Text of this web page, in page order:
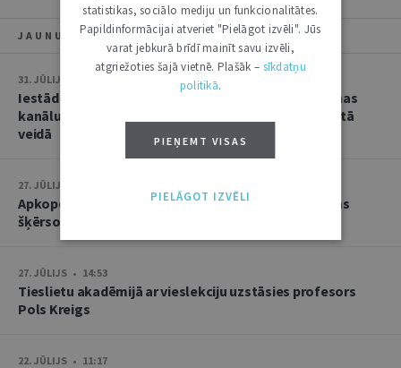
JAUNUMI
31. JŪLIJS • 08:46
Iestāde nevar bez brīdinājuma mainīt oficiālās saziņas
kanālu, ja persona lūgusi turpināt sazināties noteiktā
veidā
27. JŪLIJS • 15:10
Apkopota tiesu prakse lietās par nelikumīgu robežas
šķērsošanu un personu nelikumīgu pārvietošanu
27. JŪLIJS • 14:53
Tieslietu akadēmijā ar vieslekciju uzstāsies profesors
Pols Kreigs
22. JŪLIJS • 11:17
statistikas, sociālo mediju un funkcionalitātes.
Papildinformācijai atveriet "Pielāgot izvēli". Jūs
varat jebkurā brīdī mainīt savu izvēli,
atgriežoties šajā vietnē. Plašāk – sīkdatņu
politikā.
PIEŅEMT VISAS
PIELĀGOT IZVĒLI